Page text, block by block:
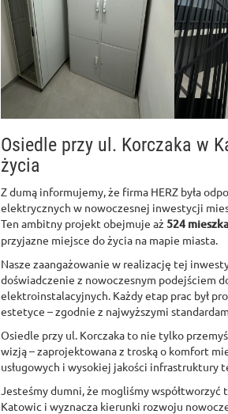
Osiedle przy ul. Korczaka w
życia
Z dumą informujemy, że firma HERZ była
elektrycznych w nowoczesnej inwestycji
Ten ambitny projekt obejmuje aż 524
przyjazne miejsce do życia na mapie miasta.
Nasze zaangażowanie w realizację tej
doświadczenie z nowoczesnym podejściem
elektroinstalacyjnych. Każdy etap prac był
estetyce – zgodnie z najwyższymi
Osiedle przy ul. Korczaka to nie tylko
wizją – zaprojektowana z troską o komfort
usługowych i wysokiej jakości infrastruktury
Jesteśmy dumni, że mogliśmy
Katowic i wyznacza kierunki rozwoju